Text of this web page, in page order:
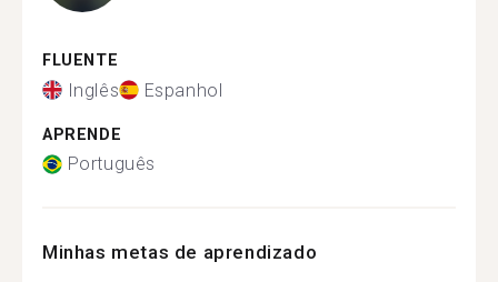
FLUENTE
Inglês Espanhol
APRENDE
Português
Minhas metas de aprendizado